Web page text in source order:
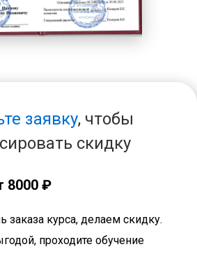
заявку, чтобы
скидку
8000 ₽
заказа курса, делаем скидку.
проходите обучение